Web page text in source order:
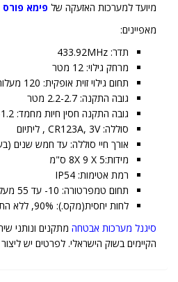
מיועד למערכות האזעקה של פימא פורס
מאפיינים:
תדר: 433.92MHz
מרחק גילוי: 12 מטר
תחום גילוי זוית אופקית: 120 מעלות
גובה התקנה: 2.2-2.7 מטר
גובה התקנה חסין חיות מחמד: 0.8-1.2 מטר
סוללה: CR123A, 3V , ליתיום
אורך חיי סוללה: עד חמש שנים
מידות:8X 9 X 5 ס"מ
רמת אטימות: IP54
תחום טמפרטורה: 10- עד 55 מעלות צלזיוס
לחות יחסית(מקס.): 90%, ללא התעבות
סיגנל מערכות אבטחה מתקנים ונותני
הקיימים בשוק הישראלי. לפרטים יש ליצור קשר